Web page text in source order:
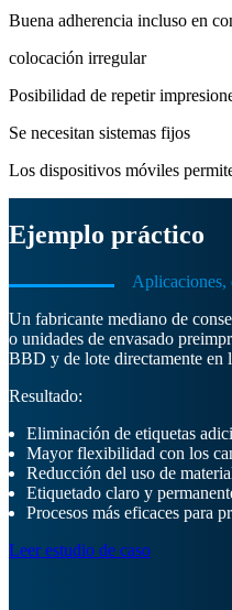
Buena adherencia incluso en
colocación irregular
Posibilidad de repetir
Se necesitan sistemas fijos
Los dispositivos móviles
Ejemplo práctico
Aplicaciones,
Un fabricante mediano de
o unidades de envasado
BBD y de lote directamente en
Resultado:
Eliminación de etiquetas
Mayor flexibilidad con los
Reducción del uso de
Etiquetado claro y
Procesos más eficaces para
Leer estudio de caso